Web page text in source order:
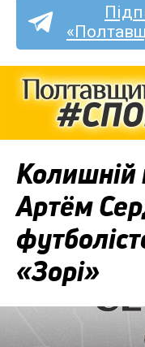
Колишній
Артём
«Зорі»